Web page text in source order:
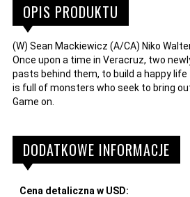
OPIS PRODUKTU
(W) Sean Mackiewicz (A/CA) Niko
Once upon a time in Veracruz, two
pasts behind them, to build a happy
is full of monsters who seek to bring
Game on.
DODATKOWE INFORMACJE
Cena detaliczna w USD: